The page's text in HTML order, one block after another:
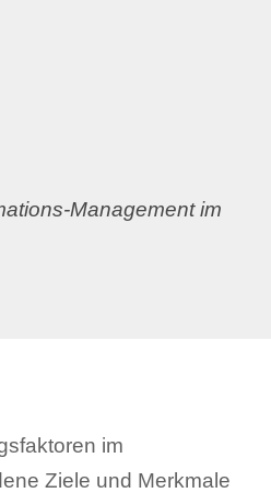
Management im
im
Ziele und Merkmale